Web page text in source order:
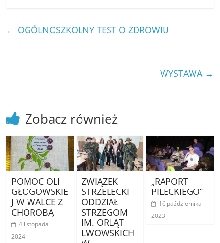
← OGÓLNOSZKOLNY TEST O ZDROWIU
WYSTAWA →
Zobacz również
POMOC OLI
GŁOGOWSKIE
J W WALCE Z
CHOROBĄ
4 listopada
2024
ZWIĄZEK
STRZELECKI
ODDZIAŁ
STRZEGOM
IM. ORLĄT
LWOWSKICH
„RAPORT
PILECKIEGO”
16 października
2023